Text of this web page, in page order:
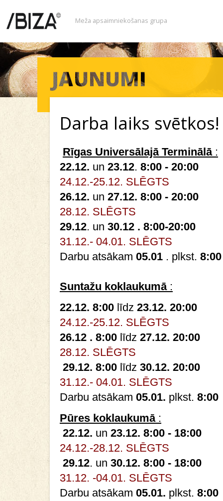
Meža apsaimniekošanas grupa
Darba laiks svētkos!
Rīgas Universālajā Terminālā:
22.12. un 23.12. 8:00 - 20:00
24.12.-25.12. SLĒGTS
26.12. un 27.12. 8:00 - 20:00
28.12. SLĒGTS
29.12. un 30.12 . 8:00-20:00
31.12.- 04.01. SLĒGTS
Darbu atsākam 05.01 . plkst. 8:00
Suntažu koklaukumā:
22.12. 8:00 līdz 23.12. 20:00
24.12.-25.12. SLĒGTS
26.12 . 8:00 līdz 27.12. 20:00
28.12. SLĒGTS
29.12. 8:00 līdz 30.12. 20:00
31.12.- 04.01. SLĒGTS
Darbu atsākam 05.01. plkst. 8:00
Pūres koklaukumā:
22.12. un 23.12. 8:00 - 18:00
24.12.-28.12. SLĒGTS
29.12. un 30.12. 8:00 - 18:00
31.12. -04.01. SLĒGTS
Darbu atsākam 05.01. plkst. 8:00